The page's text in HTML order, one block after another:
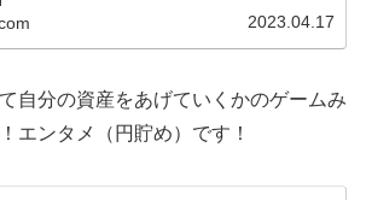
2023.04.17
自分の資産をあげていくかのゲームみ
エンタメ（円貯め）です！